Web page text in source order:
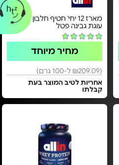
מארז 12 יחי' חטיף חלבון - בטעם
עוגת גבינה פטל
מחיר מיוחד
(₪209.09 ל-100 גרם)
אחריות לטיב המוצר בעת
קבלתו